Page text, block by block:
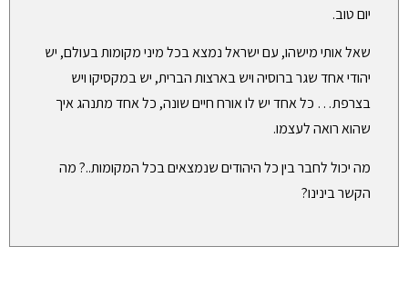
יום טוב.
שאל אותי מישהו, עם ישראל נמצא בכל מיני מקומות בעולם, יש
יהודי אחד שגר ברוסיה ויש בארצות הברית, יש במקסיקו ויש
בצרפת… כל אחד יש לו אורח חיים שונה, כל אחד מתנהג איך
שהוא רואה לעצמו.
מה יכול לחבר בין כל היהודים שנמצאים בכל המקומות..? מה
הקשר בינינו?